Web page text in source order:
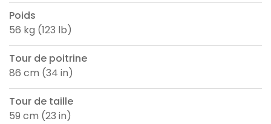
Poids
56 kg (123 lb)
Tour de poitrine
86 cm (34 in)
Tour de taille
59 cm (23 in)